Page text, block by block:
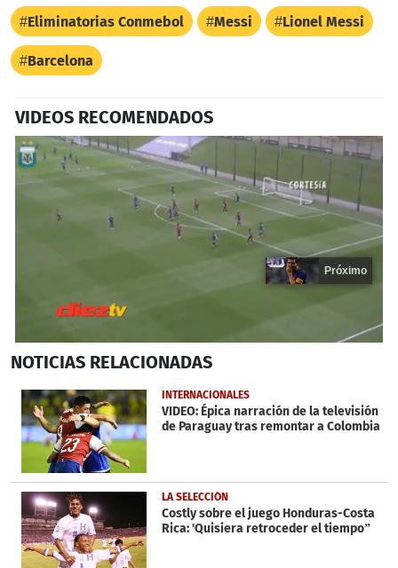
Eliminatorias Conmebol Messi Lionel Messi
Barcelona
VIDEOS RECOMENDADOS
seconds
18
seconds
Próximo
NOTICIAS RELACIONADAS
INTERNACIONALES
VIDEO: Épica narración de la televisión
de Paraguay tras remontar a Colombia
LA SELECCIÓN
Costly sobre el juego Honduras-Costa
Rica: 'Quisiera retroceder el tiempo”